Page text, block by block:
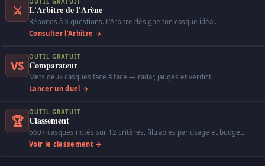
⚔ L'Arbitre de l'Arène
Réponds à 3 questions. L'Arbitre désigne ton casque idéal.
Consulter l'Arbitre →
VS
OUTIL GRATUIT
Comparateur
Mets deux casques face à face — radar, jauges et verdict.
Lancer un duel →
🏆
OUTIL GRATUIT
Classement
660+ casques notés sur 12 critères, filtrables par usage et budget.
Voir le classement →